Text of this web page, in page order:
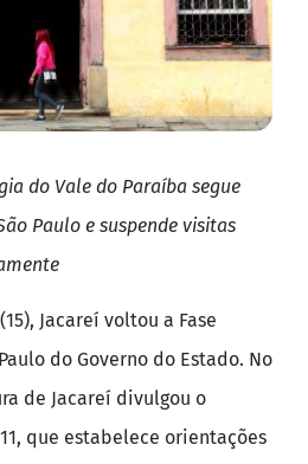
do Vale do Paraíba segue
Paulo e suspende visitas
Jacareí voltou a Fase
do Governo do Estado. No
de Jacareí divulgou o
que estabelece orientações